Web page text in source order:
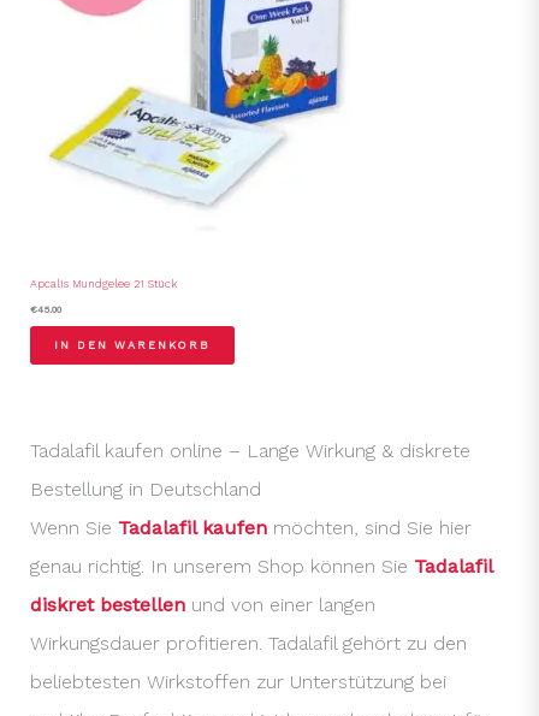
Apcalis Mundgelee 21 Stück
€45.00
IN DEN WARENKORB
Tadalafil kaufen online – Lange Wirkung & diskrete
Bestellung in Deutschland
Wenn Sie Tadalafil kaufenmöchten, sind Sie hier
genau richtig. In unserem Shop können Sie Tadalafil
diskret bestellenund von einer langen
Wirkungsdauer profitieren. Tadalafil gehört zu den
beliebtesten Wirkstoffen zur Unterstützung bei